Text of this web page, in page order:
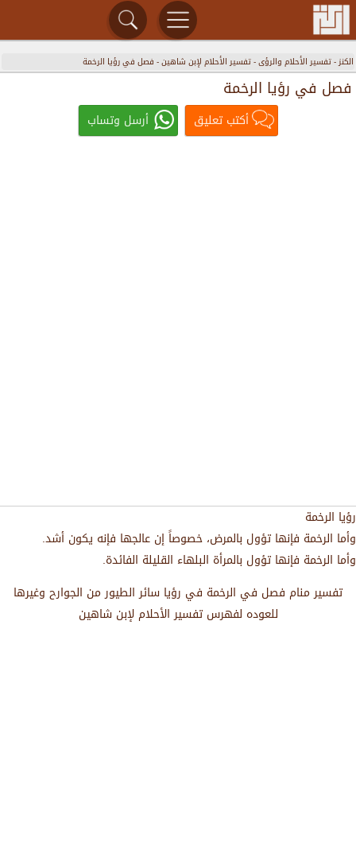
الكنز-تفسير الأحلام والرؤى-تفسير الأحلام لإبن شاهين- فصل في رؤيا الرخمة
فصل في رؤيا الرخمة
أكتب تعليق أرسل وتساب
رؤيا الرخمة
وأما الرخمة فإنها تؤول بالمرض، خصوصاً إن عالجها فإنه يكون أشد.
وأما الرخمة فإنها تؤول بالمرأة البلهاء القليلة الفائدة.
تفسير منام فصل في الرخمة في رؤيا سائر الطيور من الجوارح وغيرها
للعوده لفهرس تفسير الأحلام لإبن شاهين